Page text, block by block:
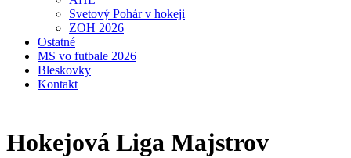
Svetový Pohár v hokeji
ZOH 2026
Ostatné
MS vo futbale 2026
Bleskovky
Kontakt
Hokejová Liga Majstrov